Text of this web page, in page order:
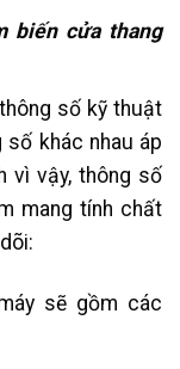
biến cửa thang
số kỹ thuật
khác nhau áp
vì vậy, thông số
mang tính chất
sẽ gồm các